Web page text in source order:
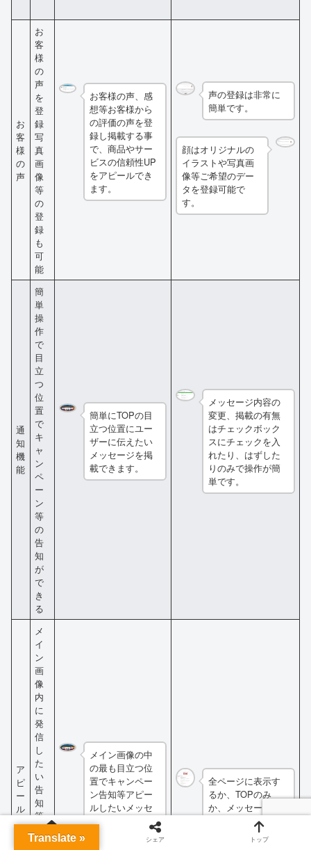
お
客
様
の
声
お
客
様
の
声
を
登
録
写
真
画
像
等
の
登
録
も
可
能
お客様の声、感
想等お客様から
の評価の声を登
録し掲載する事
で、商品やサー
ビスの信頼性UP
をアピールでき
ます。
声の登録は非常に
簡単です。
顔はオリジナルの
イラストや写真画
像等ご希望のデー
タを登録可能で
す。
通
知
機
能
簡
単
操
作
で
目
立
つ
位
置
で
キ
ャ
ン
ペ
ー
ン
等
の
告
知
が
で
き
る
簡単にTOPの目
立つ位置にユー
ザーに伝えたい
メッセージを掲
載できます。
メッセージ内容の
変更、掲載の有無
はチェックボック
スにチェックを入
れたり、はずした
りのみで操作が簡
単です。
ア
ピ
ー
ル
エ
メ
イ
ン
画
像
内
に
発
信
し
た
い
告
知
等
を
ビ
メイン画像の中
の最も目立つ位
置でキャンペー
ン告知等アピー
ルしたいメッセ
ージをビジュア
ル的に掲載し、
目的のページへ
全ページに表示す
るか、TOPのみ
か、メッセージ内
容、どのページに
誘導するか等簡単
に設定可能です。
ホーム シェア トップ
Translate »